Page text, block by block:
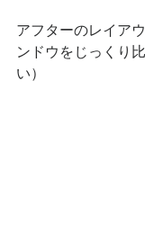
アフターのレイア
ンドウをじっくり
い）